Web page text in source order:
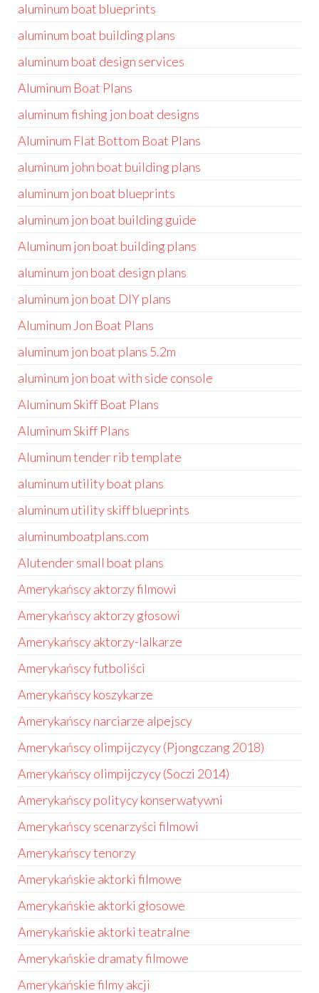
aluminum boat blueprints
aluminum boat building plans
aluminum boat design services
Aluminum Boat Plans
aluminum fishing jon boat designs
Aluminum Flat Bottom Boat Plans
aluminum john boat building plans
aluminum jon boat blueprints
aluminum jon boat building guide
Aluminum jon boat building plans
aluminum jon boat design plans
aluminum jon boat DIY plans
Aluminum Jon Boat Plans
aluminum jon boat plans 5.2m
aluminum jon boat with side console
Aluminum Skiff Boat Plans
Aluminum Skiff Plans
Aluminum tender rib template
aluminum utility boat plans
aluminum utility skiff blueprints
aluminumboatplans.com
Alutender small boat plans
Amerykańscy aktorzy filmowi
Amerykańscy aktorzy głosowi
Amerykańscy aktorzy-lalkarze
Amerykańscy futboliści
Amerykańscy koszykarze
Amerykańscy narciarze alpejscy
Amerykańscy olimpijczycy (Pjongczang 2018)
Amerykańscy olimpijczycy (Soczi 2014)
Amerykańscy politycy konserwatywni
Amerykańscy scenarzyści filmowi
Amerykańscy tenorzy
Amerykańskie aktorki filmowe
Amerykańskie aktorki głosowe
Amerykańskie aktorki teatralne
Amerykańskie dramaty filmowe
Amerykańskie filmy akcji